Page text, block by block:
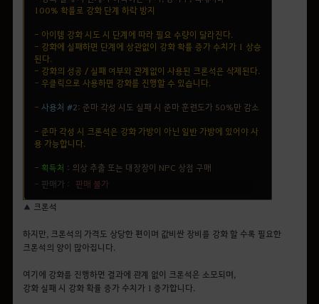
▲ 크론석
하지만, 크론석의 가격도 상당한 편이며 값비싼 장비를 강화 할 수록 필요한
크론석의 양이 많아집니다.
여기에 강화를 진행하면 결과에 관계 없이 크론석은 소모되며,
강화 실패 시 강화 확률 증가 수치가 1 증가합니다.